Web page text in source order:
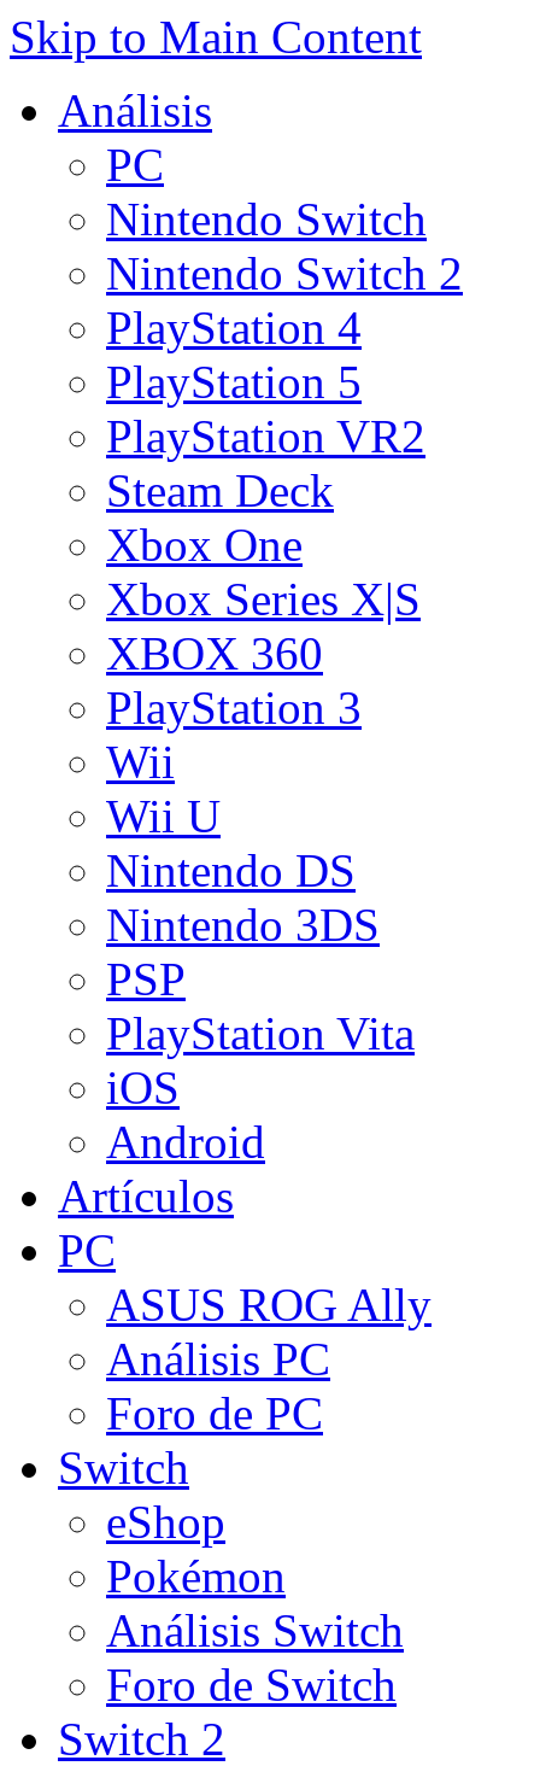
Skip to Main Content
Análisis
PC
Nintendo Switch
Nintendo Switch 2
PlayStation 4
PlayStation 5
PlayStation VR2
Steam Deck
Xbox One
Xbox Series X|S
XBOX 360
PlayStation 3
Wii
Wii U
Nintendo DS
Nintendo 3DS
PSP
PlayStation Vita
iOS
Android
Artículos
PC
ASUS ROG Ally
Análisis PC
Foro de PC
Switch
eShop
Pokémon
Análisis Switch
Foro de Switch
Switch 2